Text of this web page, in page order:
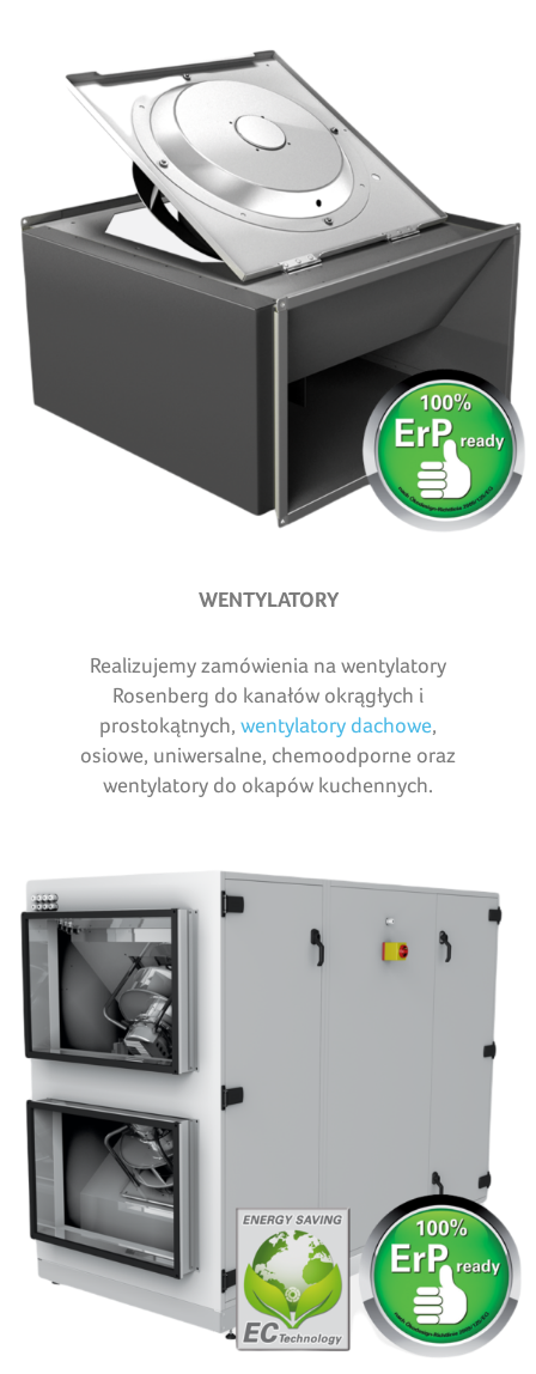
WENTYLATORY
Realizujemy zamówienia na wentylatory
Rosenberg do kanałów okrągłych i
prostokątnych, wentylatory dachowe,
osiowe, uniwersalne, chemoodporne oraz
wentylatory do okapów kuchennych.